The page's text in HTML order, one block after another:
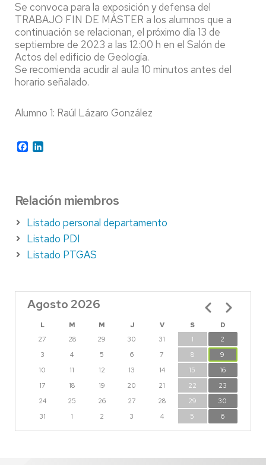
Se convoca para la exposición y defensa del
TRABAJO FIN DE MÁSTER a los alumnos que a
continuación se relacionan, el próximo día 13 de
septiembre de 2023 a las 12:00 h en el Salón de
Actos del edificio de Geología.
Se recomienda acudir al aula 10 minutos antes del
horario señalado.
Alumno 1: Raúl Lázaro González
Facebook
Relación miembros
Listado personal departamento
Listado PDI
Listado PTGAS
Agosto 2026
L M M J V S
D
27
28 29 30 31 1
2
3
4 5 6 7 8
9
10
11 12 13 14 15
16
17
18 19 20 21 22
23
24
25 26 27 28 29
30
31
1 2 3 4 5 6
Paginación